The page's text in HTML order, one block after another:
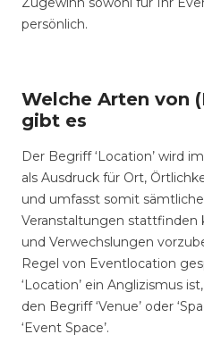
persönlich.
Welche Arten von
gibt es
Der Begriff ‘Location’ wird
als Ausdruck für Ort,
und umfasst somit
Veranstaltungen stattfinden
und Verwechslungen
Regel von Eventlocation
‘Location’ ein Anglizismus
den Begriff ‘Venue’ oder
‘Event Space’.